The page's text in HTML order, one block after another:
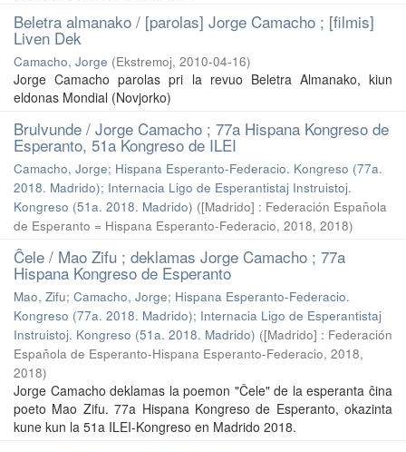
Beletra almanako / [parolas] Jorge Camacho ; [filmis]
Liven Dek
Camacho, Jorge (Ekstremoj, 2010-04-16)
Jorge Camacho parolas pri la revuo Beletra Almanako, kiun
eldonas Mondial (Novjorko)
Brulvunde / Jorge Camacho ; 77a Hispana Kongreso de
Esperanto, 51a Kongreso de ILEI
Camacho, Jorge; Hispana Esperanto-Federacio. Kongreso (77a.
2018. Madrido); Internacia Ligo de Esperantistaj Instruistoj.
Kongreso (51a. 2018. Madrido) ([Madrido] : Federación Española
de Esperanto = Hispana Esperanto-Federacio, 2018, 2018)
Ĉele / Mao Zifu ; deklamas Jorge Camacho ; 77a
Hispana Kongreso de Esperanto
Mao, Zifu; Camacho, Jorge; Hispana Esperanto-Federacio.
Kongreso (77a. 2018. Madrido); Internacia Ligo de Esperantistaj
Instruistoj. Kongreso (51a. 2018. Madrido) ([Madrido] : Federación
Española de Esperanto-Hispana Esperanto-Federacio, 2018,
2018)
Jorge Camacho deklamas la poemon "Ĉele" de la esperanta ĉina
poeto Mao Zifu. 77a Hispana Kongreso de Esperanto, okazinta
kune kun la 51a ILEI-Kongreso en Madrido 2018.